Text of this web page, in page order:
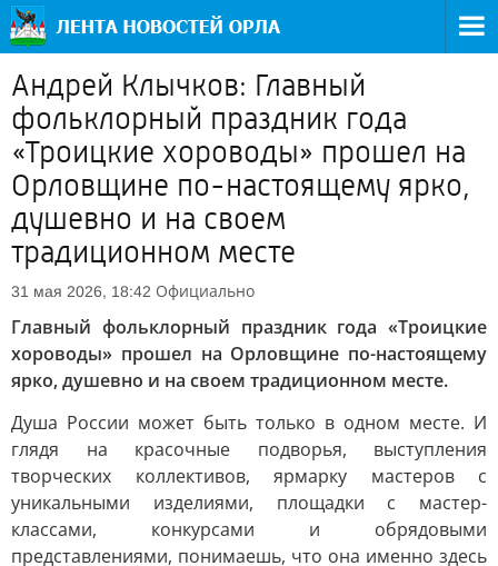
Андрей Клычков: Главный
фольклорный праздник года
«Троицкие хороводы» прошел на
Орловщине по-настоящему ярко,
душевно и на своем
традиционном месте
31 мая 2026, 18:42 Официально
Главный фольклорный праздник года «Троицкие
хороводы» прошел на Орловщине по-настоящему
ярко, душевно и на своем традиционном месте.
Душа России может быть только в одном месте. И
глядя на красочные подворья, выступления
творческих коллективов, ярмарку мастеров с
уникальными изделиями, площадки с мастер-
классами, конкурсами и обрядовыми
представлениями, понимаешь, что она именно здесь